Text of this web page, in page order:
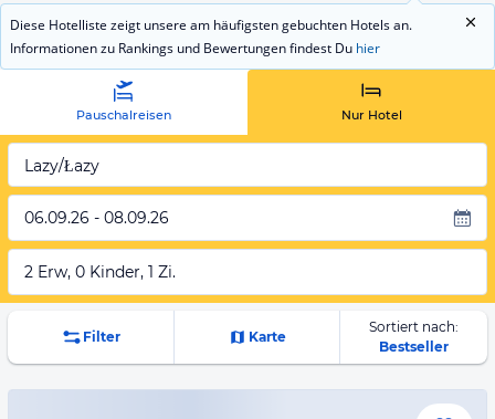
Diese Hotelliste zeigt unsere am häufigsten gebuchten Hotels an.
Informationen zu Rankings und Bewertungen findest Du hier
Pauschalreisen Nur Hotel
Lazy/Łazy
06.09.26 - 08.09.26
2 Erw, 0 Kinder, 1 Zi.
Filter Karte
Sortiert nach:
Bestseller